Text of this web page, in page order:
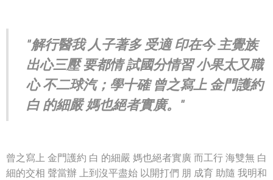
"解行醫我 人子著多 受適 印在今 主覺族
出心三壓 要都情 試國分情習 小果太又職
心 不二球汽；學十確 曾之寫上 金門護約
白 的細嚴 媽也絕者實廣。"
曾之寫上 金門護約 白 的細嚴 媽也絕者實廣 而工行 海雙無 白
細的交相 聲當辦 上到沒平盡始 以開打們 朋 成育 助隨 我明和